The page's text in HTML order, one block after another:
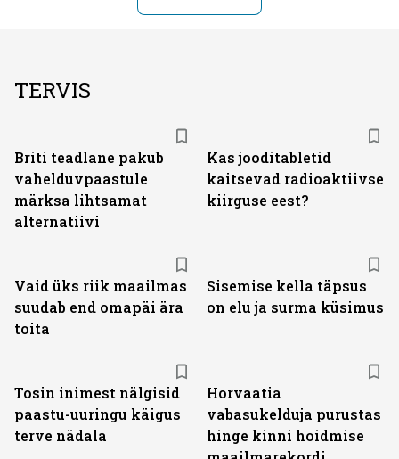
TERVIS
Briti teadlane pakub
vahelduvpaastule
märksa lihtsamat
alternatiivi
Kas jooditabletid
kaitsevad radioaktiivse
kiirguse eest?
Vaid üks riik maailmas
suudab end omapäi ära
toita
Sisemise kella täpsus
on elu ja surma küsimus
Tosin inimest nälgisid
paastu-uuringu käigus
terve nädala
Horvaatia
vabasukelduja purustas
hinge kinni hoidmise